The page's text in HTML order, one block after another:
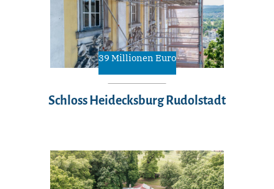
39 Millionen Euro
Schloss Heidecksburg Rudolstadt